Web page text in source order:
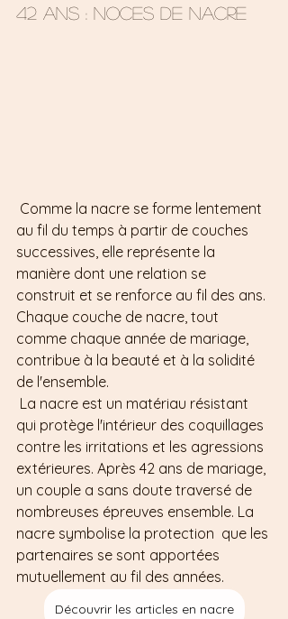
42 ans : Noces de nacre
Comme la nacre se forme lentement
au fil du temps à partir de couches
successives, elle représente la
manière dont une relation se
construit et se renforce au fil des ans.
Chaque couche de nacre, tout
comme chaque année de mariage,
contribue à la beauté et à la solidité
de l'ensemble.
La nacre est un matériau résistant
qui protège l'intérieur des coquillages
contre les irritations et les agressions
extérieures. Après 42 ans de mariage,
un couple a sans doute traversé de
nombreuses épreuves ensemble. La
nacre symbolise la protection  que les
partenaires se sont apportées
mutuellement au fil des années.
Découvrir les articles en nacre